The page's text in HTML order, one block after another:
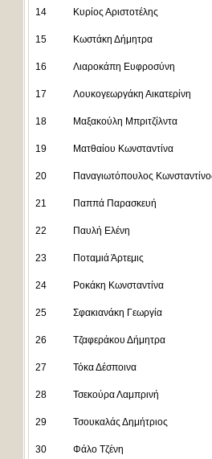
14 Κυρίος Αριστοτέλης
15 Κωστάκη Δήμητρα
16 Λιαροκάπη Ευφροσύνη
17 Λουκογεωργάκη Αικατερίνη
18 Μαξακούλη Μπριτζίλντα
19 Ματθαίου Κωνσταντίνα
20 Παναγιωτόπουλος
21 Παππά Παρασκευή
22 Παυλή Ελένη
23 Ποταμιά Άρτεμις
24 Ροκάκη Κωνσταντίνα
25 Σφακιανάκη Γεωργία
26 Τζαφεράκου Δήμητρα
27 Τόκα Δέσποινα
28 Τσεκούρα Λαμπρινή
29 Τσουκαλάς Δημήτριος
30 Φάλο Τζένη